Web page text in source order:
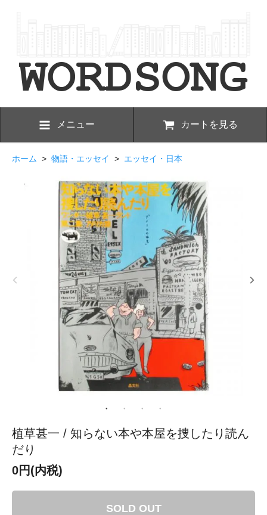
メニュー カートを見る
ホーム > 物語・エッセイ > エッセイ・日本
植草甚一 / 知らない本や本屋を捜したり読ん
だり
0円(内税)
SOLD OUT